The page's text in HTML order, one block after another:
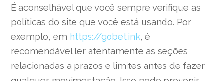
É aconselhável que você sempre verifique as
políticas do site que você está usando. Por
exemplo, em https://gobet.ink, é
recomendável ler atentamente as seções
relacionadas a prazos e limites antes de fazer